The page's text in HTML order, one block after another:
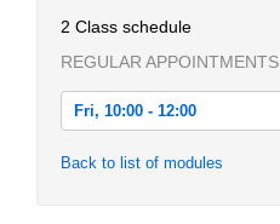
2 Class schedule
REGULAR APPOINTMENTS
Fri, 10:00 - 12:00
Back to list of modules